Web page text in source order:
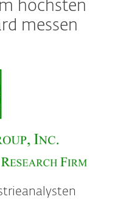
höchsten
messen